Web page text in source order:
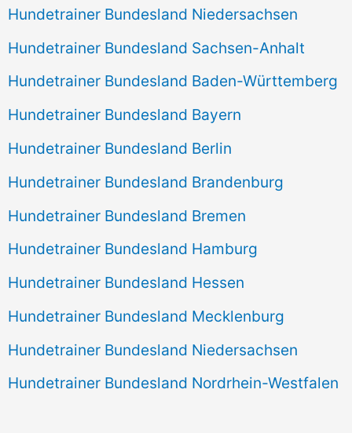
Hundetrainer Bundesland Niedersachsen
Hundetrainer Bundesland Sachsen-Anhalt
Hundetrainer Bundesland Baden-Württemberg
Hundetrainer Bundesland Bayern
Hundetrainer Bundesland Berlin
Hundetrainer Bundesland Brandenburg
Hundetrainer Bundesland Bremen
Hundetrainer Bundesland Hamburg
Hundetrainer Bundesland Hessen
Hundetrainer Bundesland Mecklenburg
Hundetrainer Bundesland Niedersachsen
Hundetrainer Bundesland Nordrhein-Westfalen